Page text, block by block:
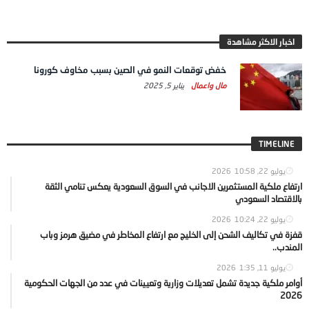
اخبار الاكثر مشاهدة
خفض توقعات النمو في الصين بسبب مخاوف كورونا
مال واعمال يناير 5, 2025
TIMELINE
يوليو 22, 2026 10:58
ارتفاع ملكية المستثمرين الاجانب في السوق السعودية يعكس تنامي الثقة
بالاقتصاد السعودي
يوليو 22, 2026 10:24
قفزة في تكاليف الشحن إلى الخليج مع ارتفاع المخاطر في مضيق هرمز وباب
المندب..
يوليو 11, 2026 1:35
أوامر ملكية جديدة تشمل تعديلات وزارية وتعيينات في عدد من الجهات الحكومية
2026